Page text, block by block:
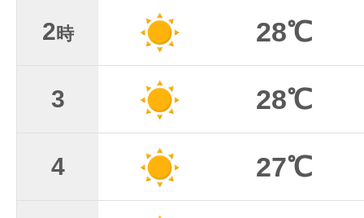
2時 28℃
3 28℃
4 27℃